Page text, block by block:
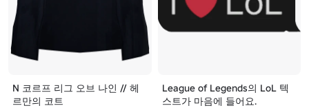
N 코르프 리그 오브 나인 // 헤
르만의 코트
League of Legends의 LoL 텍
스트가 마음에 들어요.